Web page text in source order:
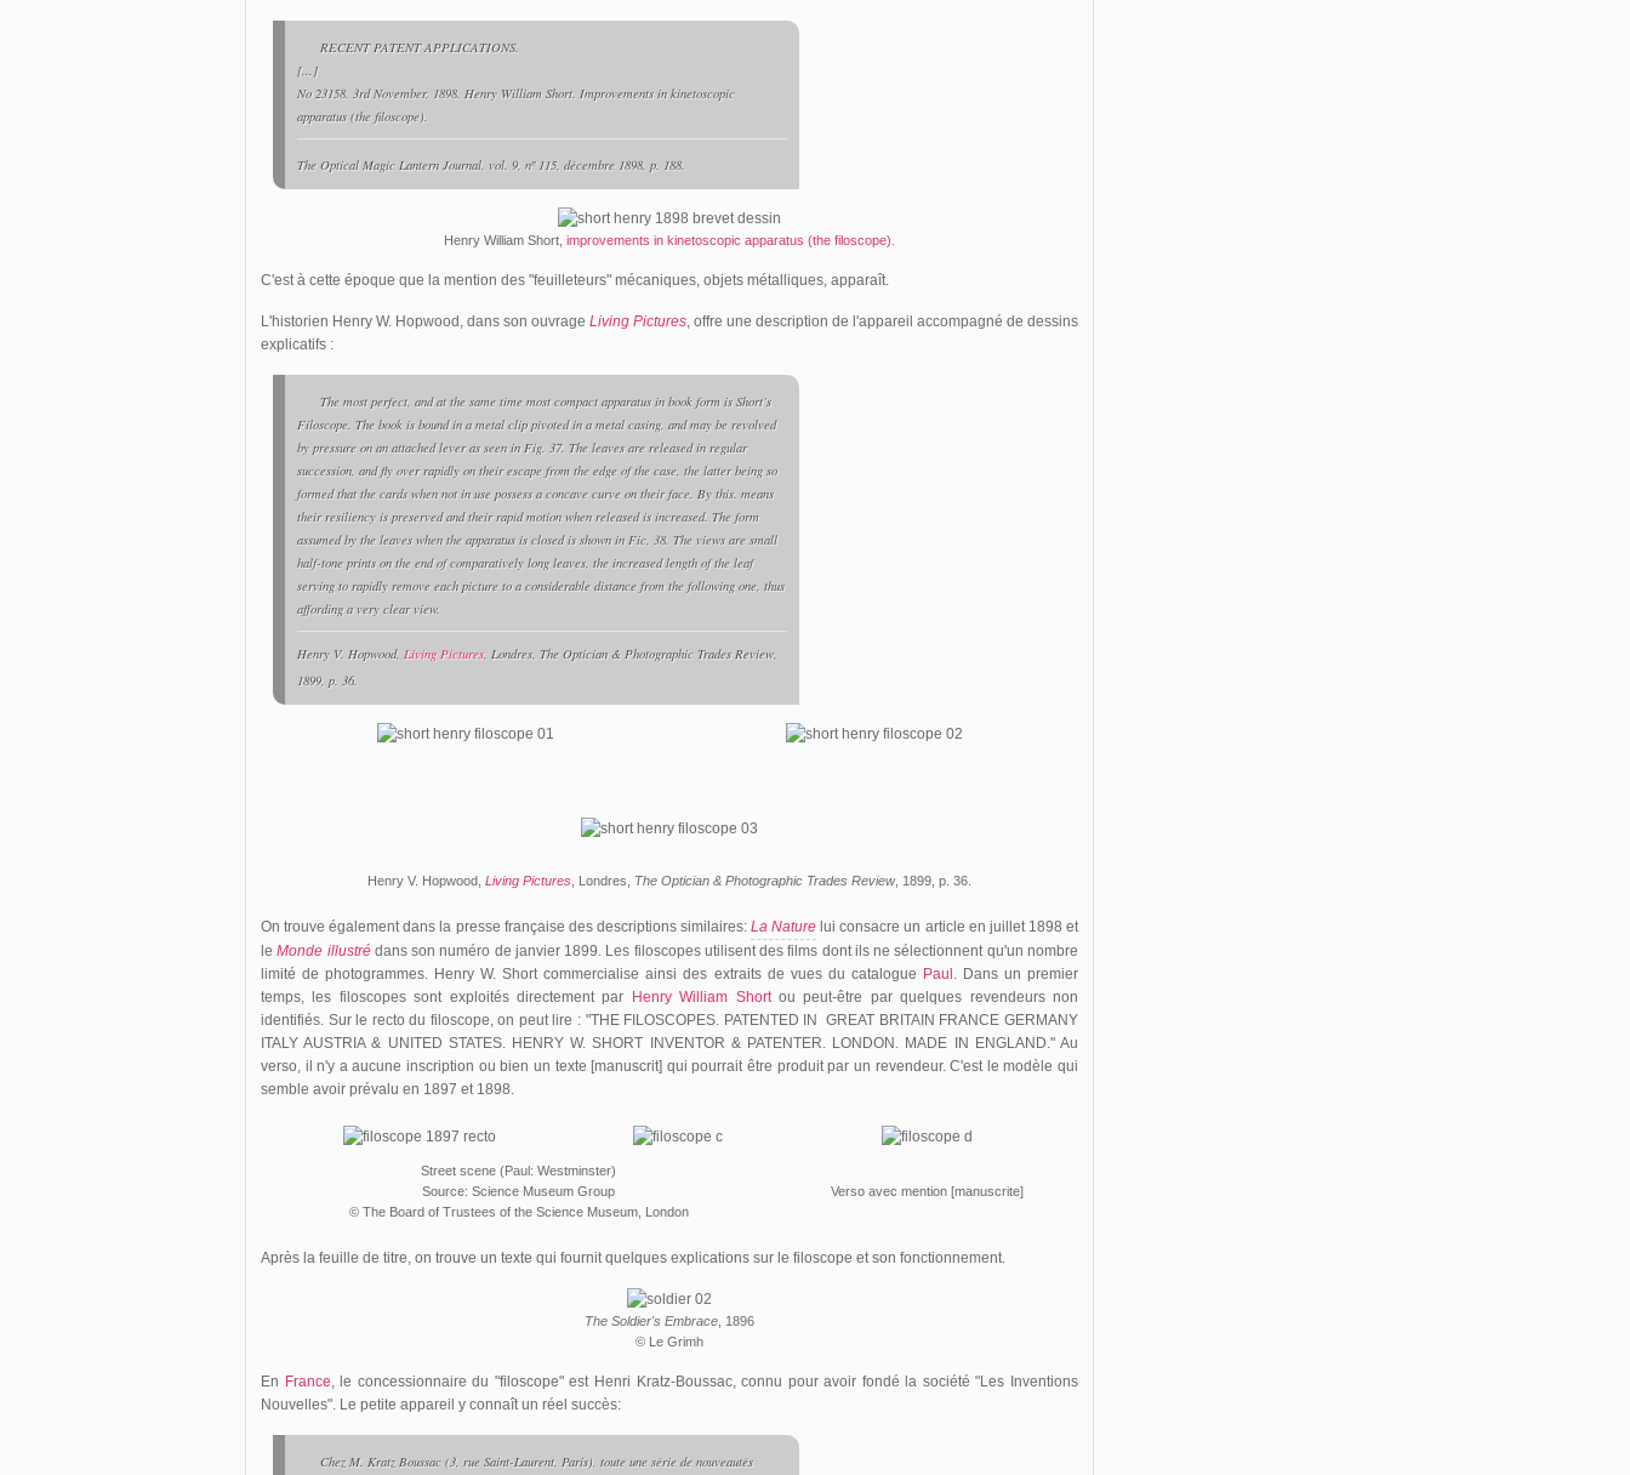
RECENT PATENT APPLICATIONS.
[...]
No 23158. 3rd November, 1898. Henry William Short. Improvements in kinetoscopic
apparatus (the filoscope).
The Optical Magic Lantern Journal, vol. 9, nº 115, décembre 1898, p. 188.
Henry William Short, improvements in kinetoscopic apparatus (the filoscope).
C'est à cette époque que la mention des "feuilleteurs" mécaniques, objets métalliques, apparaît.
L'historien Henry W. Hopwood, dans son ouvrage Living Pictures, offre une description de l'appareil accompagné de dessins
explicatifs :
The most perfect, and at the same time most compact apparatus in book form is Short’s
Filoscope. The book is bound in a metal clip pivoted in a metal casing, and may be revolved
by pressure on an attached lever as seen in Fig. 37. The leaves are released in regular
succession, and fly over rapidly on their escape from the edge of the case, the latter being so
formed that the cards when not in use possess a concave curve on their face. By this. means
their resiliency is preserved and their rapid motion when released is increased. The form
assumed by the leaves when the apparatus is closed is shown in Fic, 38. The views are small
half-tone prints on the end of comparatively long leaves, the increased length of the leaf
serving to rapidly remove each picture to a considerable distance from the following one, thus
affording a very clear view.
Henry V. Hopwood, Living Pictures, Londres, The Optician & Photographic Trades Review,
1899, p. 36.
Henry V. Hopwood, Living Pictures , Londres, The Optician & Photographic Trades Review, 1899, p. 36.
On trouve également dans la presse française des descriptions similaires:La Nature lui consacre un article en juillet 1898 et
leMonde illustrédans son numéro de janvier 1899. Les filoscopes utilisent des films dont ils ne sélectionnent qu'un nombre
limité de photogrammes. Henry W. Short commercialise ainsi des extraits de vues du catalogue Paul . Dans un premier
temps, les filoscopes sont exploités directement par
Henry William Shortou peut-être par quelques revendeurs non
identifiés. Sur le recto du filoscope, on peut lire : "THE FILOSCOPES. PATENTED IN GREAT BRITAIN FRANCE GERMANY
ITALY AUSTRIA & UNITED STATES. HENRY W. SHORT INVENTOR & PATENTER. LONDON. MADE IN ENGLAND." Au
verso, il n'y a aucune inscription ou bien un texte [manuscrit] qui pourrait être produit par un revendeur. C'est le modèle qui
semble avoir prévalu en 1897 et 1898.
Street scene (Paul: Westminster)
Source: Science Museum Group
© The Board of Trustees of the Science Museum, London
Verso avec mention [manuscrite]
Après la feuille de titre, on trouve un texte qui fournit quelques explications sur le filoscope et son fonctionnement.
The Soldier's Embrace , 1896
© Le Grimh
En France, le concessionnaire du "filoscope" est Henri Kratz-Boussac, connu pour avoir fondé la société "Les Inventions
Nouvelles". Le petite appareil y connaît un réel succès:
Chez M. Kratz Boussac (3, rue Saint-Laurent, Paris), toute une série de nouveautés